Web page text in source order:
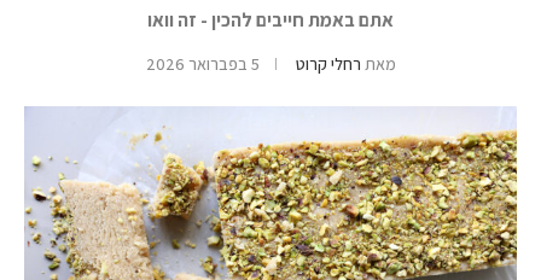
אתם באמת חייבים להכין - זה וואו
מאת רחלי קרוט 5 בפברואר 2026